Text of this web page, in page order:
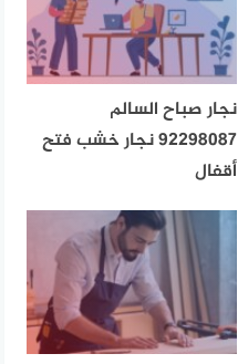
نجار صباح السالم
92298087 نجار خشب فتح
أقفال